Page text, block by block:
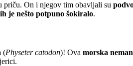
priču. On i njegov tim obavljali su
je nešto potpuno šokiralo.
(Physeter catodon)! Ova morska neman